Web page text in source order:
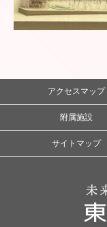
アクセスマップ
附属施設
サイトマップ